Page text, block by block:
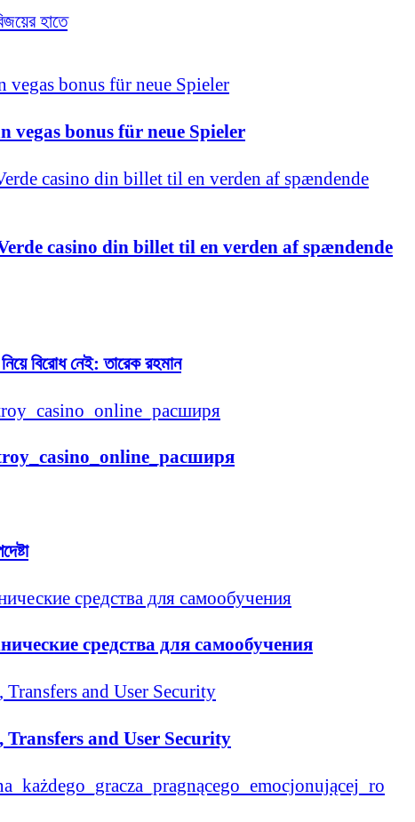
হাতে
bonus für neue Spieler
casino din billet til en verden af spændende
বিরোধ নেই: তারেক রহমান
средства для самообучения
and User Security